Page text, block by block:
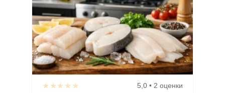
★★★★★ 5,0 • 2 оценки